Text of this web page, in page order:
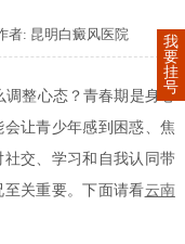
者: 昆明白癜风医院
调整心态？青春期是身心
让青少年感到困惑、焦
交、学习和自我认同带
关重要。下面请看云南
我
要
挂
号